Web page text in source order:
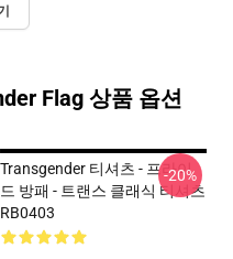
Flag 상품 옵션
Transgender 티셔츠 - 프라이
드 방패 - 트랜스 클래식 티셔츠
RB0403
-20%